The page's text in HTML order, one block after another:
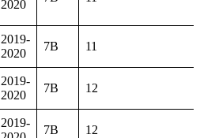
2020
2019-
2020
7B 11
2019-
2020
7B 12
2019-
7B 12